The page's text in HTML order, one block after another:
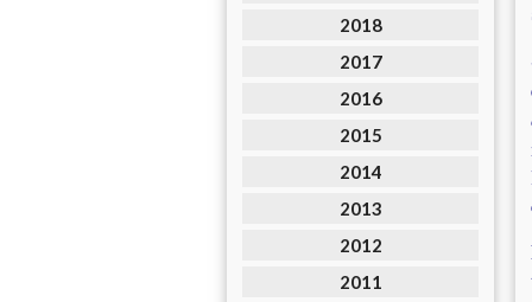
2018
2017
2016
2015
2014
2013
2012
2011